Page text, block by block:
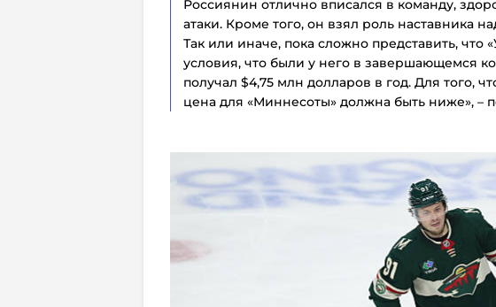
Россиянин отлично вписался в команду,
атаки. Кроме того, он взял роль наставника
Так или иначе, пока сложно представить, что
условия, что были у него в завершающемся
получал $4,75 млн долларов в год. Для того,
цена для «Миннесоты» должна быть ниже», –